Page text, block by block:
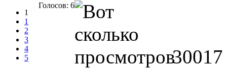
1
1
2
3
4
5
Голосов: 6
30017